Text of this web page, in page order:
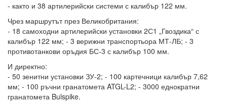
- както и 38 артилерийски системи с калибър 122 мм.
Чрез маршрутът през Великобритания:
- 18 самоходни артилерийски установки 2С1 „Гвоздика“ с
калибър 122 мм; - 3 верижни транспортьора МТ-ЛБ; - 3
противотанкови оръдия БС-3 с калибър 100 мм.
И директно:
- 50 зенитни установки ЗУ-2; - 100 картечници калибър 7,62
мм; - 100 ръчни гранатомета ATGL-L2; - 3000 еднократни
гранатомета Bulspike.